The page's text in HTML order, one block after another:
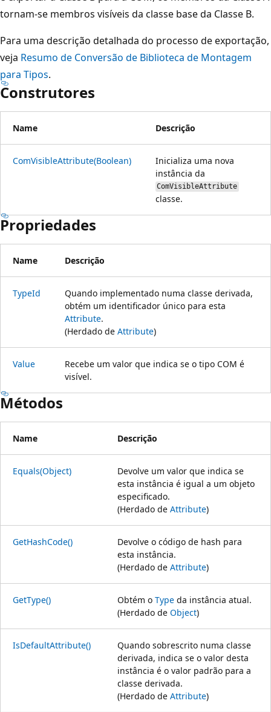
tornam-se membros visíveis da classe base da Classe B.
Para uma descrição detalhada do processo de exportação,
veja Resumo de Conversão de Biblioteca de Montagem
para Tipos.
Construtores
Name Descrição
ComVisibleAttribute(Boolean)
Inicializa uma nova
instância da
ComVisibleAttribute
classe.
Propriedades
Name Descrição
TypeId
Quando implementado numa classe derivada,
obtém um identificador único para esta
Attribute.
(Herdado de Attribute)
Value
Recebe um valor que indica se o tipo COM é
visível.
Métodos
Name Descrição
Equals(Object)
Devolve um valor que indica se
esta instância é igual a um objeto
especificado.
(Herdado de Attribute)
GetHashCode()
Devolve o código de hash para
esta instância.
(Herdado de Attribute)
GetType() Obtém o Type da instância atual.
(Herdado de Object)
IsDefaultAttribute()
Quando sobrescrito numa classe
derivada, indica se o valor desta
instância é o valor padrão para a
classe derivada.
(Herdado de Attribute)